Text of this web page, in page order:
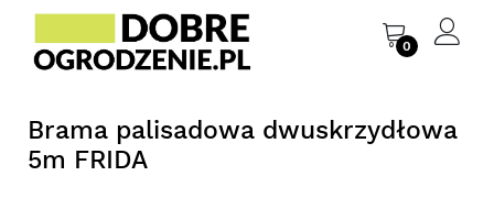
0
Brama palisadowa dwuskrzydłowa
5m FRIDA